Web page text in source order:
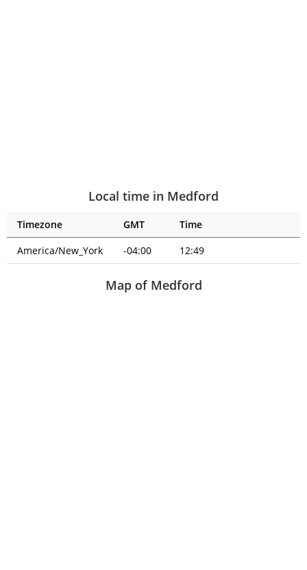
Local time in Medford
Timezone GMT
Time
America/New_York
-04:00 12:49
Map of Medford